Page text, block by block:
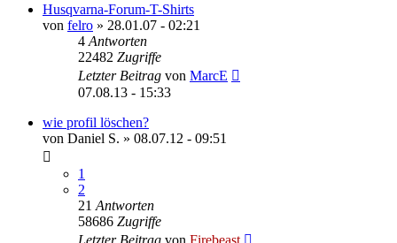
Husqvarna-Forum-T-Shirts
von felro » 28.01.07 - 02:21
4 Antworten
22482 Zugriffe
Letzter Beitrag von MarcE
07.08.13 - 15:33
wie profil löschen?
von Daniel S. » 08.07.12 - 09:51
1
2
21 Antworten
58686 Zugriffe
Letzter Beitrag von Firebeast